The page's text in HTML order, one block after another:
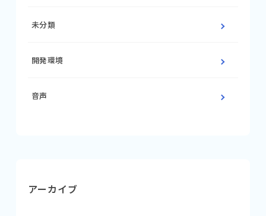
未分類
開発環境
音声
アーカイブ